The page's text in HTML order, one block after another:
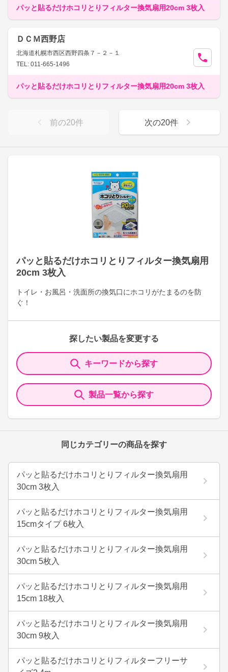
パッと貼るだけホコリとりフィルター換気扇用
20cm 3枚入
トイレ・お風呂・洗面所の換気口にホコリがたまるのを防
ぐ！
探したい製品を変更する
キーワードから探す
製品一覧から探す
同じカテゴリーの商品を探す
パッと貼るだけホコリとりフィルター換気扇用
30cm 3枚入
パッと貼るだけホコリとりフィルター換気扇用
15cmタイプ 6枚入
パッと貼るだけホコリとりフィルター換気扇用
30cm 5枚入
パッと貼るだけホコリとりフィルター換気扇用
15cm 18枚入
パッと貼るだけホコリとりフィルター換気扇用
30cm 9枚入
パッと貼るだけホコリとりフィルターフリーサ
パッと貼るだけホコリとりフィルター換気扇用20cm 3枚入
ＤＣＭ西野店
北海道札幌市西区西野四条７－２－１
TEL: 011-665-1496
パッと貼るだけホコリとりフィルター換気扇用20cm 3枚入
前の20件 次の20件